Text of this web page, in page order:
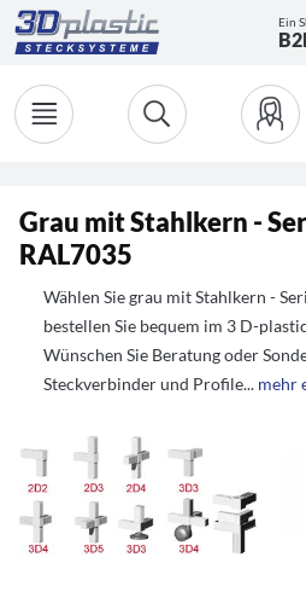
Ein
Grau mit Stahlkern -
RAL7035
Wählen Sie grau mit Stahlkern -
bestellen Sie bequem im 3 D-
Wünschen Sie Beratung oder
Steckverbinder und Profile... mehr